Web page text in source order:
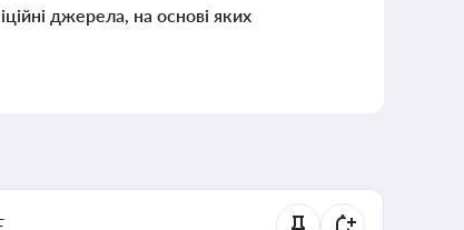
джерела, на основі яких